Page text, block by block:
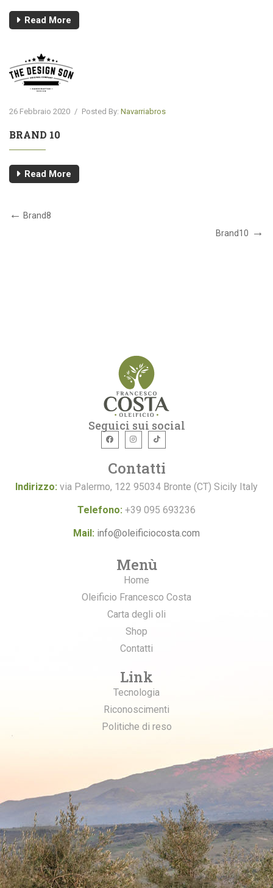
Read More
26 Febbraio 2020 / Posted By: Navarriabros
BRAND 10
Read More
Brand8
Brand10
Seguici sui social
Contatti
Indirizzo: via Palermo, 122 95034 Bronte (CT) Sicily Italy
Telefono: +39 095 693236
Mail: info@oleificiocosta.com
Menù
Home
Oleificio Francesco Costa
Carta degli oli
Shop
Contatti
Link
Tecnologia
Riconoscimenti
Politiche di reso